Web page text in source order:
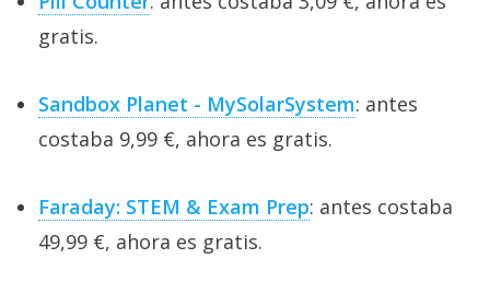
gratis.
Sandbox Planet - MySolarSystem: antes
costaba 9,99 €, ahora es gratis.
Faraday: STEM & Exam Prep: antes costaba
49,99 €, ahora es gratis.